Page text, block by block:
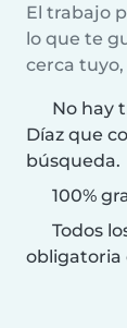
El trabajo
lo que te
cerca
No hay
Díaz que
búsqueda.
100%
Todos
obligatoria